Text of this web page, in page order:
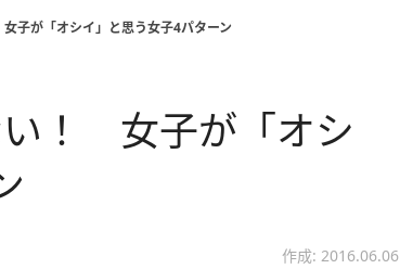
子が「オシイ」と思う女子4パターン
い！ 女子が「オシ
作成: 2016.06.06